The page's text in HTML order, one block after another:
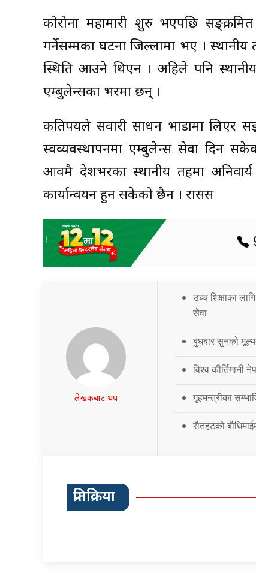
कोरोना महामारी शुरु भएपछि
गर्नेसम्मका घटना जिल्लामा भए ।
स्थिति आउने थिएन । अहिले पनि
एम्बुलेन्सका भरमा छन् ।
कतिपयले सवारी साधन भाडामा लिएर
स्वव्यवस्थापनमा एम्बुलेन्स सेवा दिन
आवमै देशभरका स्थानीय तहमा
कार्यान्वयन हुन सकेको छैन । रासस
लेखकबाट थप
उच्च शिक्षाका
सेवा
बुधबार सुनको
विश्व कीर्तिमानी
गृहमन्त्रीका
रौतहटको
प्रतिक्रिया